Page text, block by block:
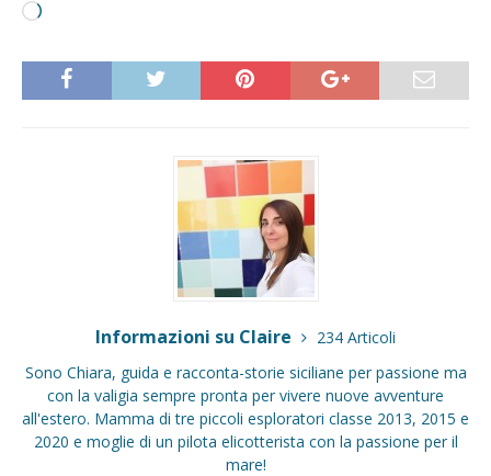
Informazioni su Claire
234 Articoli
Sono Chiara, guida e racconta-storie siciliane per passione ma
con la valigia sempre pronta per vivere nuove avventure
all'estero. Mamma di tre piccoli esploratori classe 2013, 2015 e
2020 e moglie di un pilota elicotterista con la passione per il
mare!